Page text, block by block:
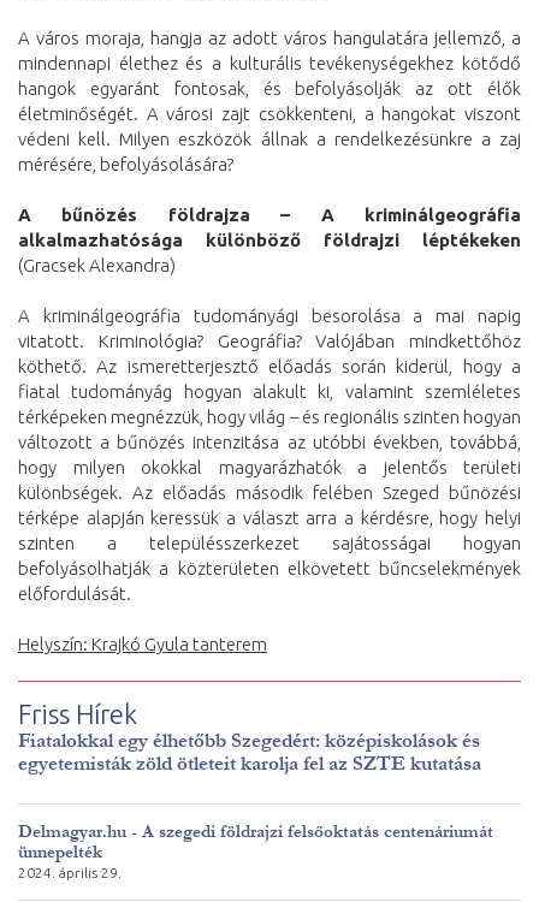
A város moraja, hangja az adott város hangulatára jellemző, a
mindennapi élethez és a kulturális tevékenységekhez kötődő
hangok egyaránt fontosak, és befolyásolják az ott élők
életminőségét. A városi zajt csökkenteni, a hangokat viszont
védeni kell. Milyen eszközök állnak a rendelkezésünkre a zaj
mérésére, befolyásolására?
A bűnözés földrajza – A kriminálgeográfia
alkalmazhatósága különböző földrajzi léptékeken
(Gracsek Alexandra)
A kriminálgeográfia tudományági besorolása a mai napig
vitatott. Kriminológia? Geográfia? Valójában mindkettőhöz
köthető. Az ismeretterjesztő előadás során kiderül, hogy a
fiatal tudományág hogyan alakult ki, valamint szemléletes
térképeken megnézzük, hogy világ – és regionális szinten hogyan
változott a bűnözés intenzitása az utóbbi években, továbbá,
hogy milyen okokkal magyarázhatók a jelentős területi
különbségek. Az előadás második felében Szeged bűnözési
térképe alapján keressük a választ arra a kérdésre, hogy helyi
szinten a településszerkezet sajátosságai hogyan
befolyásolhatják a közterületen elkövetett bűncselekmények
előfordulását.
Helyszín: Krajkó Gyula tanterem
Friss Hírek
Fiatalokkal egy élhetőbb Szegedért: középiskolások és
egyetemisták zöld ötleteit karolja fel az SZTE kutatása
Delmagyar.hu - A szegedi földrajzi felsőoktatás centenáriumát
ünnepelték
2024. április 29.